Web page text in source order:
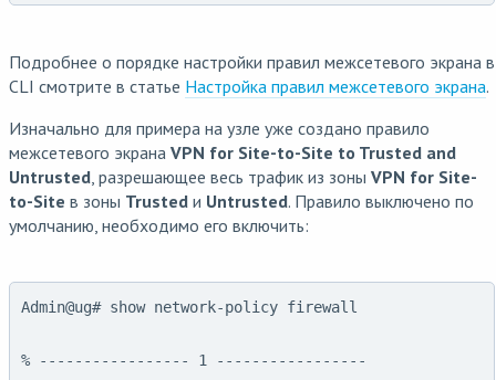
Подробнее о порядке настройки правил межсетевого экрана в
CLI смотрите в статье Настройка правил межсетевого экрана.
Изначально для примера на узле уже создано правило
межсетевого экрана VPN for Site-to-Site to Trusted and
Untrusted , разрешающее весь трафик из зоны VPN for Site-
to-Site в зоны Trusted и Untrusted. Правило выключено по
умолчанию, необходимо его включить:
Admin@ug# show network-policy firewall
% ----------------- 1 -----------------